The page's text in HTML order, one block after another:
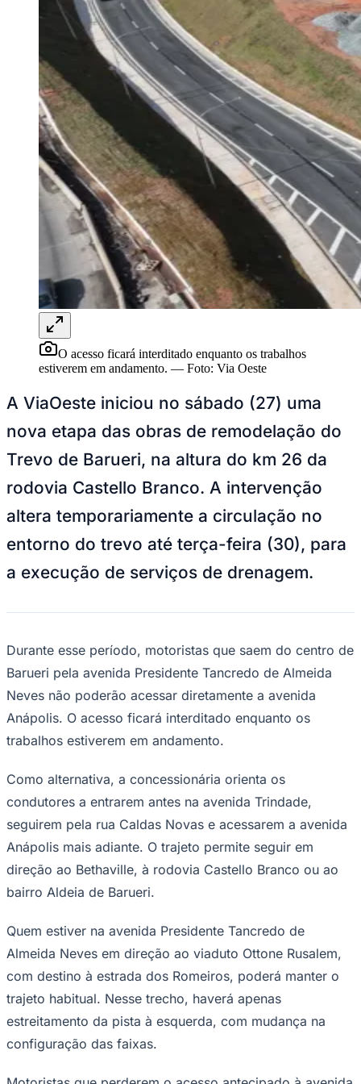
Para Sua Empresa
Anuncie Regional
Guia de Empresas
Vagas na RegiãoNovo
Hub de Negócios
Guia Comercial
Selo Verificado
Portal Educacional
Agenda de Vestibulares
Vagas de Emprego
Concursos
Panorama Econômico
Panorama Econômico
Para Sua Empresa
Anuncie no Portal
Verificar EmpresaNovo
Anunciar Vagas
Publicidade Legal
NBA
Fórmula 1
UFC
Tênis (ATP)
MLB
NHL
Atletismo
Vôlei
NBB
Competições de Futebol
Brasileirão Série A
Brasileirão Série B
Paulistão
Libertadores
Champions League
Premier League
La Liga
Bundesliga
Mundial 2026
Times - Ir direto
O acesso ficará interditado enquanto os trabalhos
estiverem em andamento. — Foto: Via Oeste
A ViaOeste iniciou no sábado (27) uma
nova etapa das obras de remodelação do
Trevo de Barueri, na altura do km 26 da
rodovia Castello Branco. A intervenção
altera temporariamente a circulação no
entorno do trevo até terça-feira (30), para
a execução de serviços de drenagem.
Durante esse período, motoristas que saem do centro de
Barueri pela avenida Presidente Tancredo de Almeida
Neves não poderão acessar diretamente a avenida
Anápolis. O acesso ficará interditado enquanto os
trabalhos estiverem em andamento.
Como alternativa, a concessionária orienta os
condutores a entrarem antes na avenida Trindade,
seguirem pela rua Caldas Novas e acessarem a avenida
Anápolis mais adiante. O trajeto permite seguir em
direção ao Bethaville, à rodovia Castello Branco ou ao
bairro Aldeia de Barueri.
Quem estiver na avenida Presidente Tancredo de
Almeida Neves em direção ao viaduto Ottone Rusalem,
com destino à estrada dos Romeiros, poderá manter o
trajeto habitual. Nesse trecho, haverá apenas
estreitamento da pista à esquerda, com mudança na
configuração das faixas.